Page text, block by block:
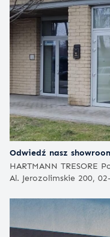
Odwiedź nasz
HARTMANN TRESORE
Al. Jerozolimskie 200,